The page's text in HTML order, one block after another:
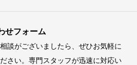
せフォーム
談がございましたら、ぜひお気軽に
さい。専門スタッフが迅速に対応い